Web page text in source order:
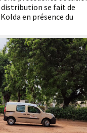
distribution se fait de
en présence du